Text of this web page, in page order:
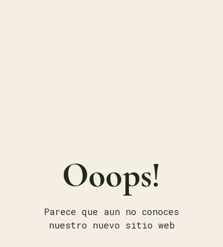
Ooops!
Parece que aun no conoces
nuestro nuevo sitio web